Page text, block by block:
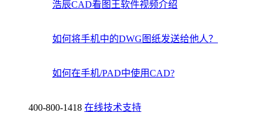
浩辰CAD看图王软件视频介绍
如何将手机中的DWG图纸发送给他人？
如何在手机/PAD中使用CAD?
400-800-1418 在线技术支持